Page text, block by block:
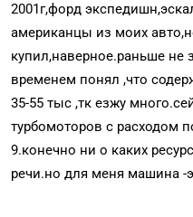
2001г,форд
американцы из моих
купил,наверное.раньше не
временем понял ,что
35-55 тыс ,тк езжу
турбомоторов с расходом
9.конечно ни о каких
речи.но для меня машина -